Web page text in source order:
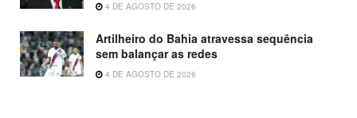
4 DE AGOSTO DE 2026
Artilheiro do Bahia atravessa sequência
sem balançar as redes
4 DE AGOSTO DE 2026